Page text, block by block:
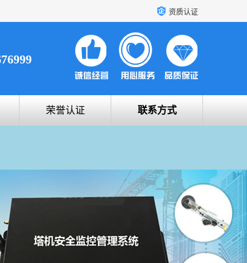
资质认证
荣誉认证 联系方式